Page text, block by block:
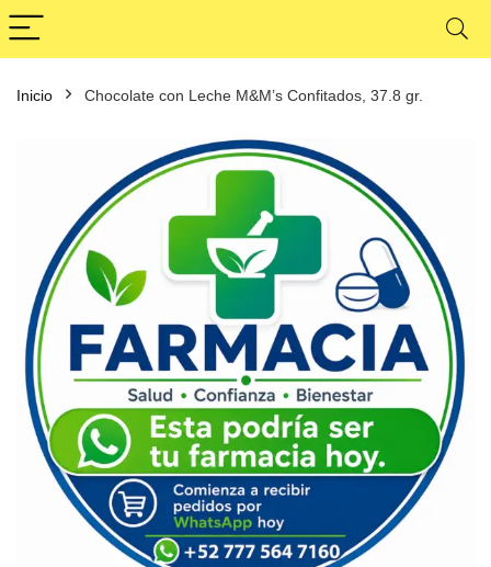
Inicio Chocolate con Leche M&M’s Confitados, 37.8 gr.